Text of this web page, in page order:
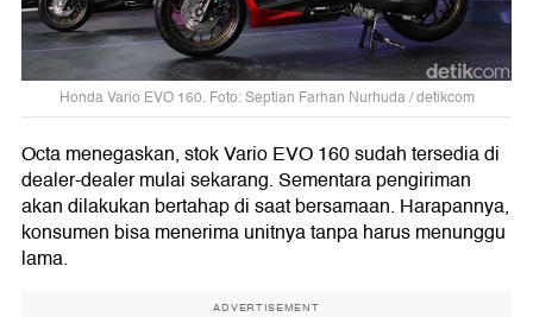
Honda Vario EVO 160. Foto: Septian Farhan Nurhuda / detikcom
Octa menegaskan, stok Vario EVO 160 sudah tersedia di
dealer-dealer mulai sekarang. Sementara pengiriman
akan dilakukan bertahap di saat bersamaan. Harapannya,
konsumen bisa menerima unitnya tanpa harus menunggu
lama.
ADVERTISEMENT